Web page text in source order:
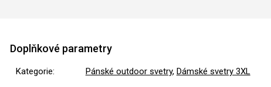
Doplňkové parametry
Kategorie: Pánské outdoor svetry, Dámské svetry 3XL